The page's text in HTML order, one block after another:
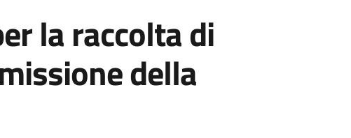
la raccolta di
della